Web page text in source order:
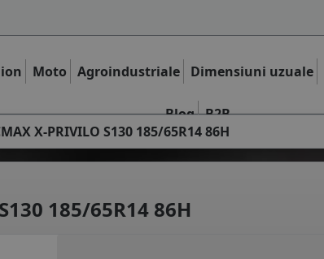
Moto Agroindustriale Dimensiuni uzuale
Blog B2B
X-PRIVILO S130 185/65R14 86H
185/65R14 86H